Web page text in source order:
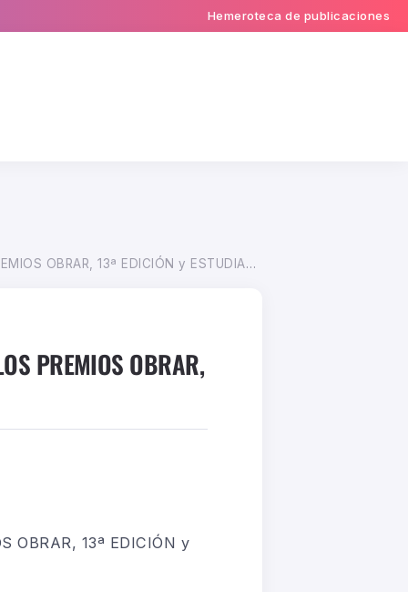
Hemeroteca de publicaciones
OBRAR, 13ª EDICIÓN y ESTUDIANTES
PREMIOS OBRAR,
OBRAR, 13ª EDICIÓN y